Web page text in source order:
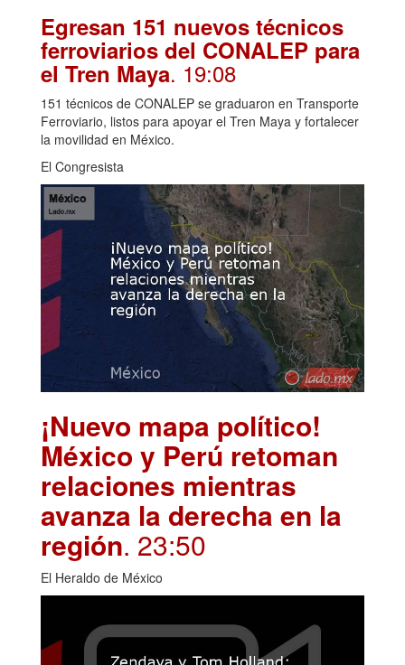
Egresan 151 nuevos técnicos
ferroviarios del CONALEP para
el Tren Maya. 19:08
151 técnicos de CONALEP se graduaron en Transporte
Ferroviario, listos para apoyar el Tren Maya y fortalecer
la movilidad en México.
El Congresista
¡Nuevo mapa político!
México y Perú retoman
relaciones mientras
avanza la derecha en la
región. 23:50
El Heraldo de México